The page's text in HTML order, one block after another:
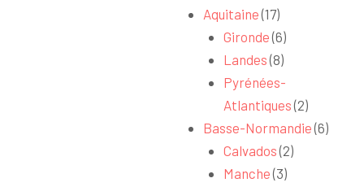
Aquitaine(17)
Gironde(6)
Landes(8)
Pyrénées-
Atlantiques(2)
Basse-Normandie(6)
Calvados(2)
Manche(3)